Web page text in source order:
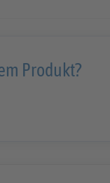
Produkt?